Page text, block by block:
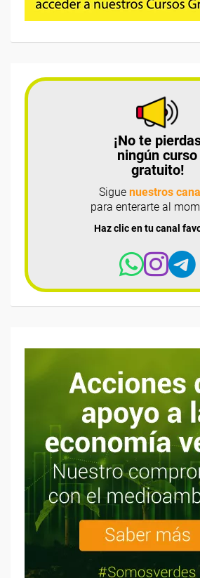
¡No te
ningún curso
gratuito!
Sigue nuestros
para enterarte al
Haz clic en tu canal